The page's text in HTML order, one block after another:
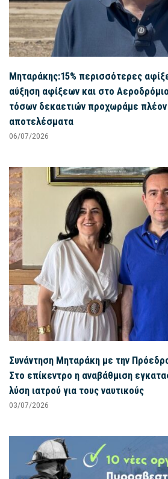
Μηταράκης:15% περισσότερες
αύξηση αφίξεων και στο
τόσων δεκαετιών προχωράμε
αποτελέσματα
06/07/2026
Συνάντηση Μηταράκη με την
Στο επίκεντρο η αναβάθμιση
λύση ιατρού για τους ναυτικούς
03/07/2026